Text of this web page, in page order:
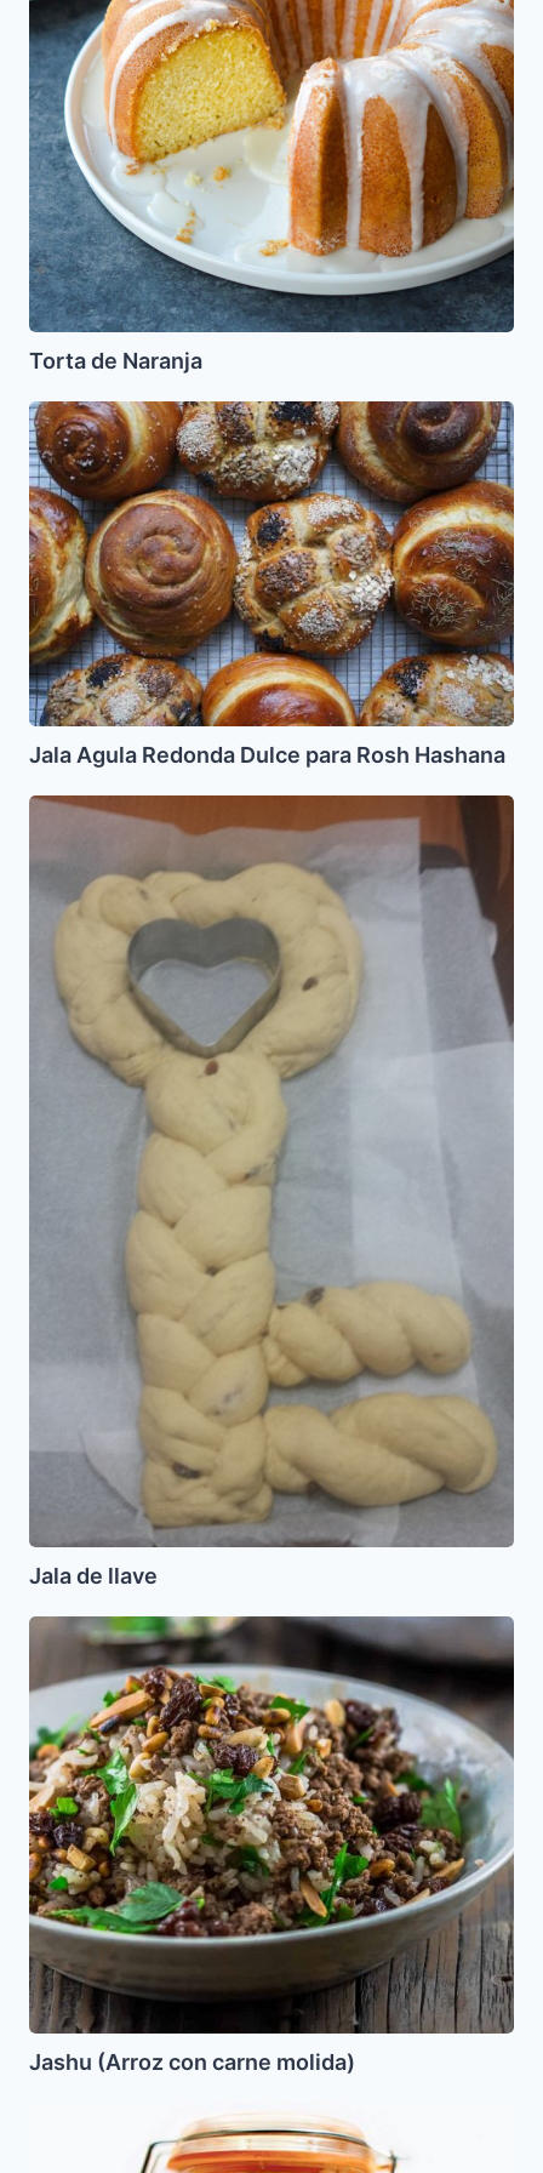
Torta de Naranja
Jala
Agula
Redonda
Dulce
para
Rosh
Hashana
Jala Agula Redonda Dulce para Rosh Hashana
Jala
llave
Jala de llave
Jashu
con
carne
molida)
Jashu (Arroz con carne molida)